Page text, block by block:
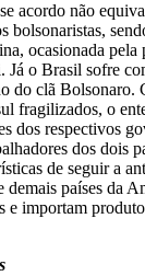
acordo não
bolsonaristas,
ocasionada
o Brasil sofre
do clã Bolsonaro.
fragilizados, o
dos respectivos
dos dois
de seguir a
países da
e importam